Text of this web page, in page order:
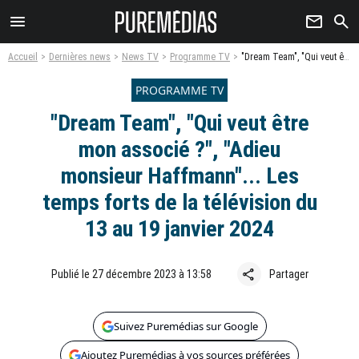
menu newsletter search
Accueil Dernières news News TV Programme TV "Dream Team", "Qui veut être mon associé ?", "Adieu monsieur Haffmann"... Les temps forts de la télévision du 13 au 19 janvier 2024
PROGRAMME TV
"Dream Team", "Qui veut être
mon associé ?", "Adieu
monsieur Haffmann"... Les
temps forts de la télévision du
13 au 19 janvier 2024
Publié le 27 décembre 2023 à 13:58 share Partager
Suivez Puremédias sur Google
Ajoutez Puremédias à vos sources préférées